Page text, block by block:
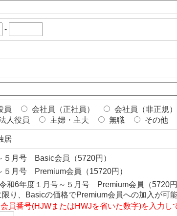
-
員 会社員（正社員） 会社員（非正規）
人役員 主婦・主夫 無職 その他
居
５月号 Basic会員（5720円）
５月号 Premium会員（15720円）
和6年度１月号～５月号 Premium会員（5720円
り、Basicの価格でPremium会員への加入が可能
員番号(HJWまたはHWJを省いた数字)を入力し